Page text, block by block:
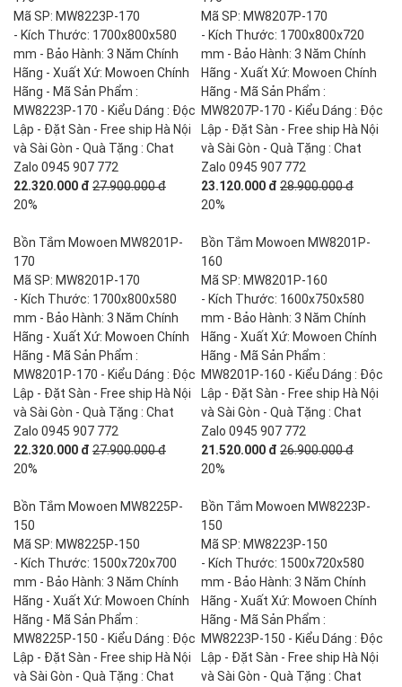
Mã SP: MW8223P-170
- Kích Thước: 1700x800x580
mm - Bảo Hành: 3 Năm Chính
Hãng - Xuất Xứ: Mowoen Chính
Hãng - Mã Sản Phẩm :
MW8223P-170 - Kiểu Dáng : Độc
Lập - Đặt Sàn - Free ship Hà Nội
và Sài Gòn - Quà Tặng : Chat
Zalo 0945 907 772
22.320.000 đ 27.900.000 đ
20%
Mã SP: MW8207P-170
- Kích Thước: 1700x800x720
mm - Bảo Hành: 3 Năm Chính
Hãng - Xuất Xứ: Mowoen Chính
Hãng - Mã Sản Phẩm :
MW8207P-170 - Kiểu Dáng : Độc
Lập - Đặt Sàn - Free ship Hà Nội
và Sài Gòn - Quà Tặng : Chat
Zalo 0945 907 772
23.120.000 đ 28.900.000 đ
20%
Bồn Tắm Mowoen MW8201P-
170
Mã SP: MW8201P-170
- Kích Thước: 1700x800x580
mm - Bảo Hành: 3 Năm Chính
Hãng - Xuất Xứ: Mowoen Chính
Hãng - Mã Sản Phẩm :
MW8201P-170 - Kiểu Dáng : Độc
Lập - Đặt Sàn - Free ship Hà Nội
và Sài Gòn - Quà Tặng : Chat
Zalo 0945 907 772
22.320.000 đ 27.900.000 đ
20%
Bồn Tắm Mowoen MW8201P-
160
Mã SP: MW8201P-160
- Kích Thước: 1600x750x580
mm - Bảo Hành: 3 Năm Chính
Hãng - Xuất Xứ: Mowoen Chính
Hãng - Mã Sản Phẩm :
MW8201P-160 - Kiểu Dáng : Độc
Lập - Đặt Sàn - Free ship Hà Nội
và Sài Gòn - Quà Tặng : Chat
Zalo 0945 907 772
21.520.000 đ 26.900.000 đ
20%
Bồn Tắm Mowoen MW8225P-
150
Mã SP: MW8225P-150
- Kích Thước: 1500x720x700
mm - Bảo Hành: 3 Năm Chính
Hãng - Xuất Xứ: Mowoen Chính
Hãng - Mã Sản Phẩm :
MW8225P-150 - Kiểu Dáng : Độc
Lập - Đặt Sàn - Free ship Hà Nội
và Sài Gòn - Quà Tặng : Chat
Bồn Tắm Mowoen MW8223P-
150
Mã SP: MW8223P-150
- Kích Thước: 1500x720x580
mm - Bảo Hành: 3 Năm Chính
Hãng - Xuất Xứ: Mowoen Chính
Hãng - Mã Sản Phẩm :
MW8223P-150 - Kiểu Dáng : Độc
Lập - Đặt Sàn - Free ship Hà Nội
và Sài Gòn - Quà Tặng : Chat